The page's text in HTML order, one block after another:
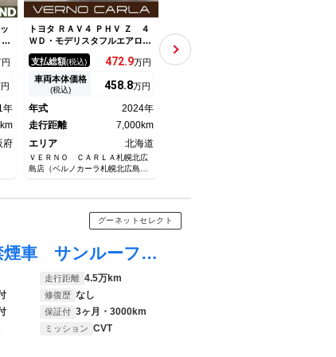
年
府
トヨタ ＲＡＶ４ ＰＨＶ Ｚ ４
ＷＤ・モデリスタフルエアロ・
パノラマルーフ・本州仕入・１
０．５型ナビｐｌｕｓ・全周囲
カメラ・デジタルＭ・ＢＳＭ・
電動シート・シート＆ステアリ
ン・ＨＵＤ・ワイヤレス充電
支払総額(税込) 472.9万円
車両本体価格
(税込) 458.8万円
年式
2024年
走行距離
7,000km
エリア
北海道
ＶＥＲＮＯ ＣＡＲＬＡ札幌北広
島店（ベルノカーラ札幌北広島
Ｚ 禁煙車 純正８インチナ
ビ フルセグＴＶ 全周囲カメ
ラ 電動リアゲート シートエ
支払総額
グーネットセレクト
ＲＡＶ４ ＰＨＶ ブラックトーン ４ＷＤ 禁煙車 サンルーフ 寒冷地仕様 純正９型ナビ 全周囲カメラ 衝突軽減 レーダークルーズコントロール ドラレコ ＥＴＣ シートエアコン シートヒーター オートハイビーム デジタルインナーミラー
走行距離 4.5万km
修復歴 なし
保証付 3ヶ月・3000km
ミッション CVT